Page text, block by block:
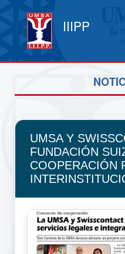
IIIPP
UMSA Y
FUNDACIÓN
COOPERACIÓN